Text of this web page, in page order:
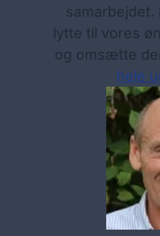
samarbejdet.
lytte til vores
og omsætte
hele